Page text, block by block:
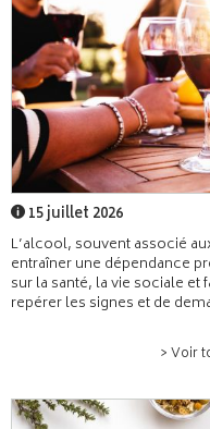
15 juillet 2026
L’alcool, souvent associé
entraîner une dépendance
sur la santé, la vie sociale et
repérer les signes et de
> Voir